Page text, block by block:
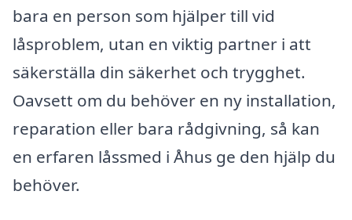
bara en person som hjälper till vid
låsproblem, utan en viktig partner i att
säkerställa din säkerhet och trygghet.
Oavsett om du behöver en ny installation,
reparation eller bara rådgivning, så kan
en erfaren låssmed i Åhus ge den hjälp du
behöver.